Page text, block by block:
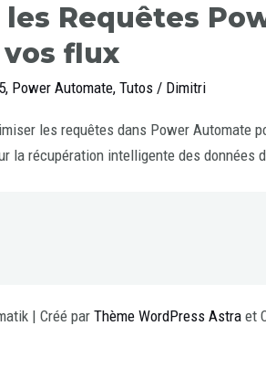
Requêtes
flux
, Power Automate, Tutos/ Dimitri
les requêtes dans Power Automate
la récupération intelligente des données
| Créé parThème WordPress Astra et